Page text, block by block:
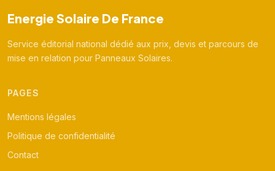
Energie Solaire De France
Service éditorial national dédié aux prix, devis et parcours de
mise en relation pour Panneaux Solaires.
PAGES
Mentions légales
Politique de confidentialité
Contact